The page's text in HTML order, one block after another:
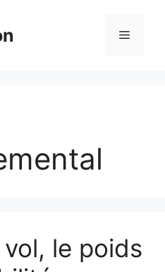
Menu
le poids